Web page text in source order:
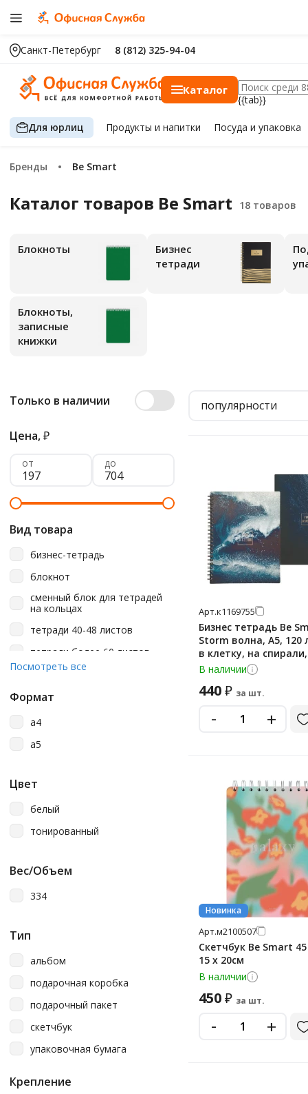
Санкт-Петербург 8 (812) 325-94-04
Каталог
{{tab}}
Для юрлиц Продуктыи напитки Посуда и упаковка
Бренды Be Smart
Каталог товаров Be Smart
Блокноты
Бизнес
тетради
Блокноты,
записные
книжки
Только в наличии
Цена,₽
от до
Вид товара
бизнес-тетрадь
блокнот
сменный блок для тетрадей
на кольцах
тетради 40-48 листов
тетради более 60 листов
тетради формата а4
Посмотреть все
Формат
a4
a5
Цвет
белый
тонированный
Вес/Объем
334
Тип
альбом
подарочная коробка
подарочный пакет
скетчбук
упаковочная бумага
Крепление
популярности
Арт.к1169755
Бизнес тетрадь Be
Storm волна, А5, 120
в клетку, на
В наличии
440₽ за шт.
- +
Новинка
Арт.м2100507
Скетчбук Be Smart
15 х 20см
В наличии
450₽ за шт.
- +